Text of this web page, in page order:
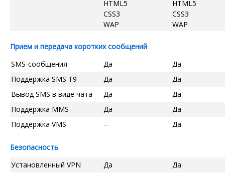
HTML5
CSS3
WAP
HTML5
CSS3
WAP
Прием и передача коротких сообщений
SMS-сообщения
Да
Да
Поддержка SMS T9
Да
Да
Вывод SMS в виде чата
Да
Да
Поддержка MMS
Да
Да
Поддержка VMS
-- Да
Безопасность
Установленный VPN
Да Да